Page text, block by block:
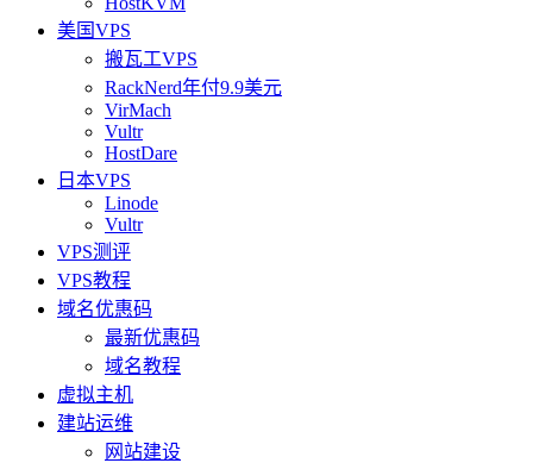
美国VPS
搬瓦工VPS
RackNerd年付9.9美元
VirMach
Vultr
HostDare
日本VPS
Linode
Vultr
VPS测评
VPS教程
域名优惠码
最新优惠码
域名教程
虚拟主机
建站运维
网站建设